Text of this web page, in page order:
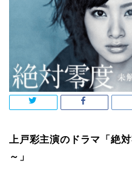
上戸彩主演のドラマ「絶
～」